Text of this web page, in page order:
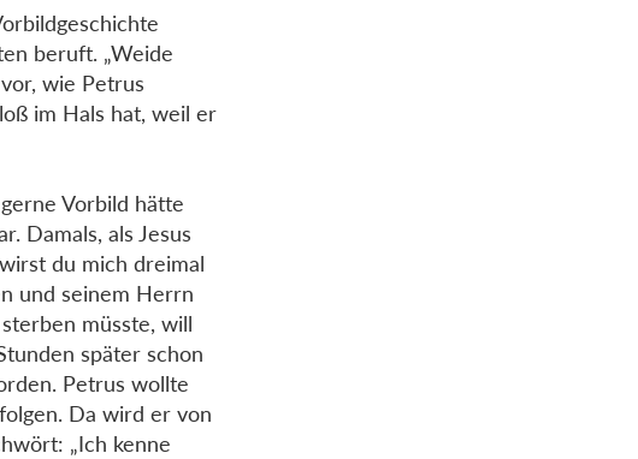
beruft. „Weide
wie Petrus
im Hals hat, weil er
Vorbild hätte
Damals, als Jesus
du mich dreimal
und seinem Herrn
müsste, will
später schon
Petrus wollte
Da wird er von
„Ich kenne